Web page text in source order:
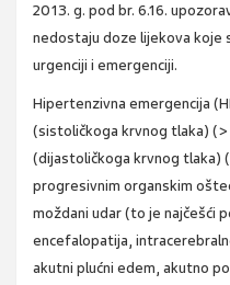
2013. g. pod br. 6.16.
nedostaju doze lijekova koje
urgenciji i emergenciji.
Hipertenzivna emergencija
(sistoličkoga krvnog tlaka) (>
(dijastoličkoga krvnog tlaka)
progresivnim organskim
moždani udar (to je najčešći
encefalopatija,
akutni plućni edem, akutno